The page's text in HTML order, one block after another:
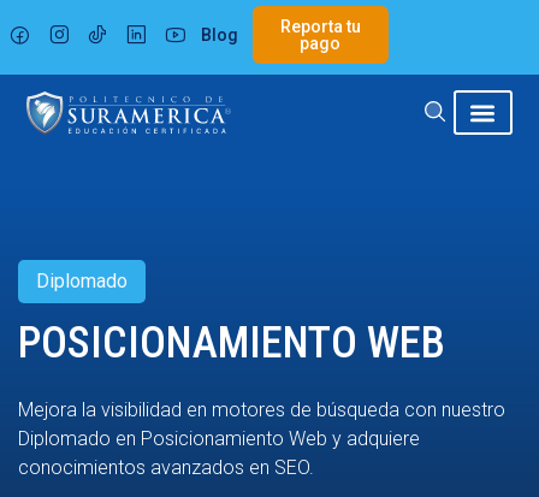
al
contenido
Blog
Reporta tu
pago
Diplomado
POSICIONAMIENTO WEB
Mejora la visibilidad en motores de búsqueda con nuestro
Diplomado en Posicionamiento Web y adquiere
conocimientos avanzados en SEO.